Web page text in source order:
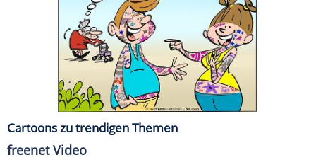
Cartoons zu trendigen Themen
freenet Video